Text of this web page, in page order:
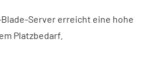
Server erreicht eine hohe
Platzbedarf.